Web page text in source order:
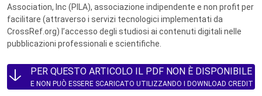
Association, Inc (PILA), associazione indipendente e non profit per
facilitare (attraverso i servizi tecnologici implementati da
CrossRef.org) l’accesso degli studiosi ai contenuti digitali nelle
pubblicazioni professionali e scientifiche.
PER QUESTO ARTICOLO IL PDF NON È DISPONIBILE
E NON PUÒ ESSERE SCARICATO UTILIZZANDO I DOWNLOAD CREDIT